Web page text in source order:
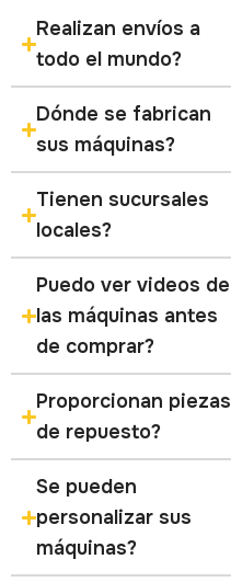
Realizan envíos a
todo el mundo?
Dónde se fabrican
sus máquinas?
Tienen sucursales
locales?
Puedo ver videos de
las máquinas antes
de comprar?
Proporcionan piezas
de repuesto?
Se pueden
personalizar sus
máquinas?